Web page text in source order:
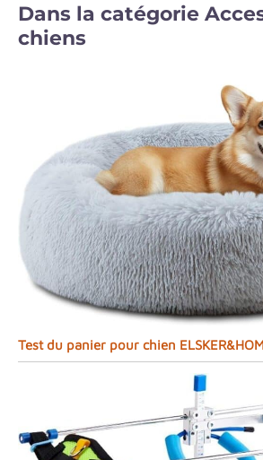
Dans la catégorie
chiens
Test du panier pour chien